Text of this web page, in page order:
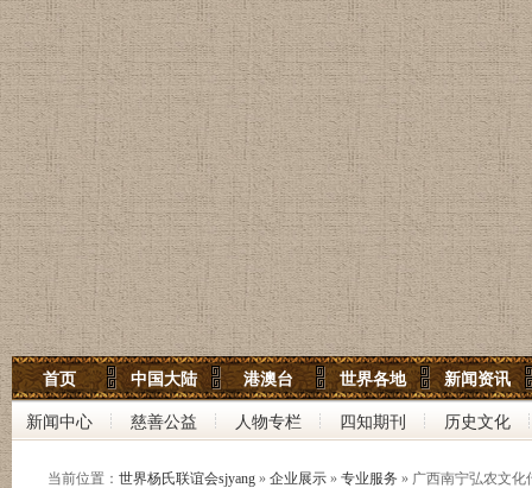
世界杨氏宗亲网
世界杨氏联谊会
中华杨氏大宗祠
首页 中国大陆 港澳台 世界各地 新闻资讯
新闻中心 慈善公益 人物专栏 四知期刊 历史文化
当前位置： 世界杨氏联谊会sjyang » 企业展示 » 专业服务 » 广西南宁弘农文化